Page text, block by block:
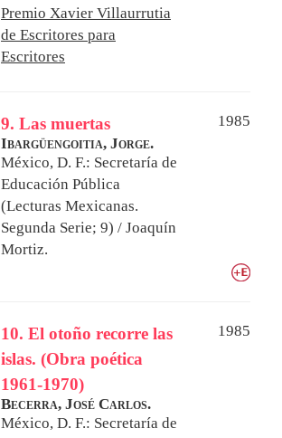
Premio Xavier Villaurrutia
de Escritores para
Escritores
9. Las muertas
1985
Ibargüengoitia, Jorge.
México, D. F.: Secretaría de
Educación Pública
(Lecturas Mexicanas.
Segunda Serie; 9) / Joaquín
Mortiz.
10. El otoño recorre las
islas. (Obra poética
1961-1970)
1985
Becerra, José Carlos.
México, D. F.: Secretaría de